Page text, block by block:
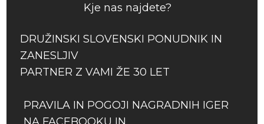
Kje nas najdete?
DRUŽINSKI SLOVENSKI PONUDNIK IN
ZANESLJIV
PARTNER Z VAMI ŽE 30 LET
PRAVILA IN POGOJI NAGRADNIH IGER